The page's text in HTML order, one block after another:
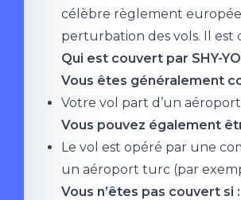
célèbre règlement
perturbation des vols. Il est
Qui est couvert par SHY-
Vous êtes généralement
Votre vol part d’un
Vous pouvez également
Le vol est opéré par une
un aéroport turc (par
Vous n’êtes pas couvert si :